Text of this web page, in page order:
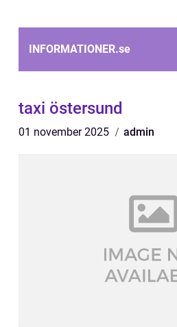
INFORMATIONER.se
taxi östersund
01 november 2025 admin